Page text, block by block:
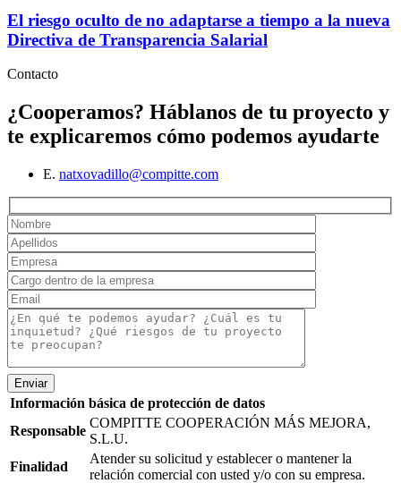
El riesgo oculto de no adaptarse a tiempo a la nueva
Directiva de Transparencia Salarial
Contacto
¿Cooperamos? Háblanos de tu proyecto y
te explicaremos cómo podemos ayudarte
E. natxovadillo@compitte.com
Enviar
Información básica de protección de datos
Responsable
COMPITTE COOPERACIÓN MÁS MEJORA,
S.L.U.
Finalidad
Atender su solicitud y establecer o mantener la
relación comercial con usted y/o con su empresa.